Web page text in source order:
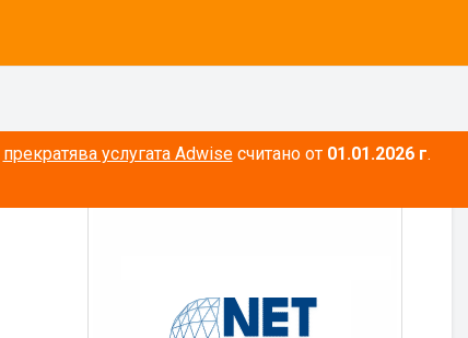
прекратява услугата Adwiseсчитано от 01.01.2026 г.